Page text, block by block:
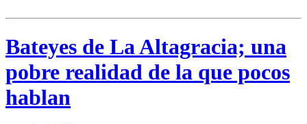
Bateyes de La Altagracia; una
pobre realidad de la que pocos
hablan